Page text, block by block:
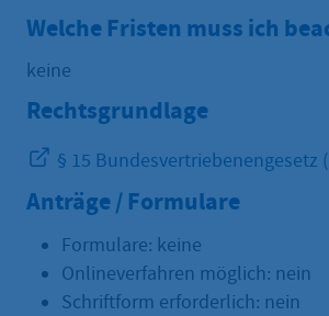
Welche Fristen muss ich
keine
Rechtsgrundlage
§ 15 Bundesvertriebenengesetz
Anträge / Formulare
Formulare: keine
Onlineverfahren möglich: nein
Schriftform erforderlich: nein